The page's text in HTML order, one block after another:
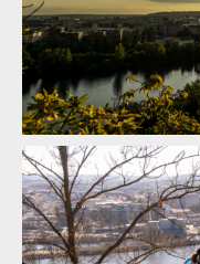
Video: Afterhours -
ježdění